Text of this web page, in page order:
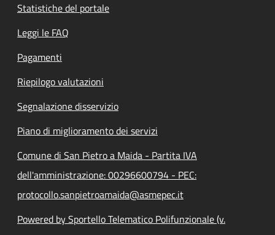
Statistiche del portale
Leggi le FAQ
Pagamenti
Riepilogo valutazioni
Segnalazione disservizio
Piano di miglioramento dei servizi
Comune di San Pietro a Maida - Partita IVA
dell'amministrazione: 00296600794 - PEC:
protocollo.sanpietroamaida@asmepec.it
Powered by Sportello Telematico Polifunzionale (v.